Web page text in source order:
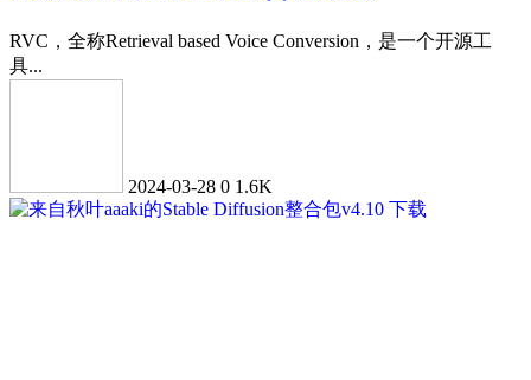
RVC，全称Retrieval based Voice Conversion，是一个开源工
具...
2024-03-28 0 1.6K